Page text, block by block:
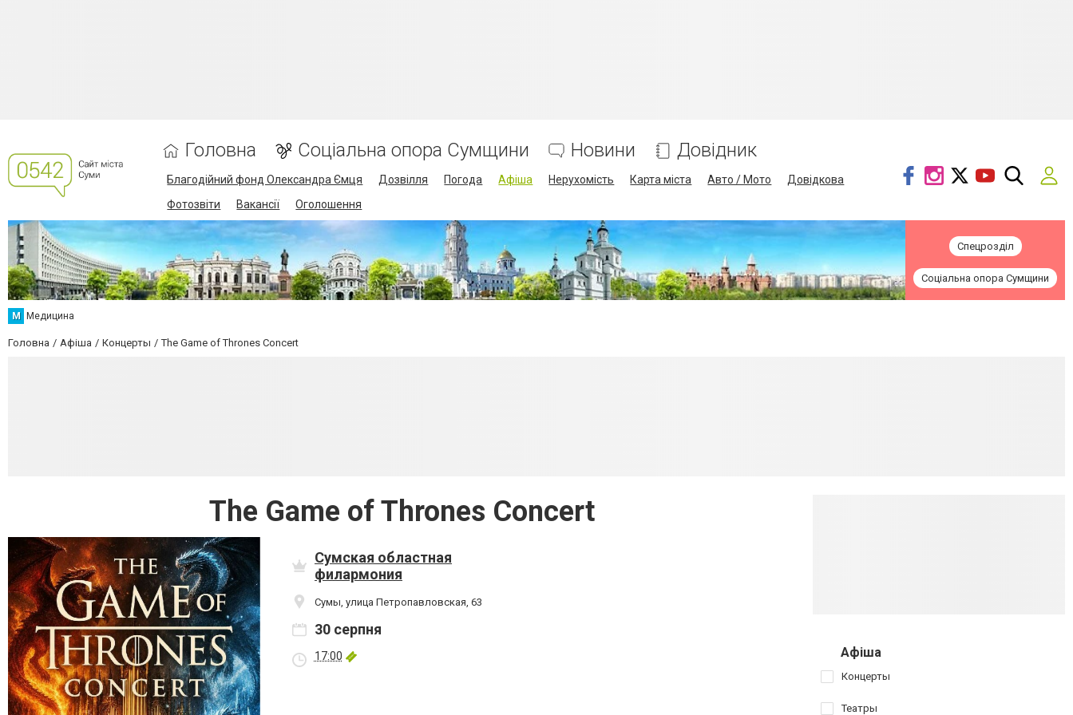
Головна Соціальна опора Сумщини Новини Довідник
Благодійний фонд Олександра Ємця Дозвілля Погода Афіша Нерухомість Карта міста Авто / Мото
Довідкова
Фотозвіти
Вакансії Оголошення
Спецрозділ
Соціальна опора Сумщини
М Медицина
Головна Афіша Концерты The Game of Thrones Concert
The Game of Thrones Concert
Сумская областная
филармония
Сумы, улица Петропавловская, 63
30 серпня
17:00 Афіша
Концерты
Театры